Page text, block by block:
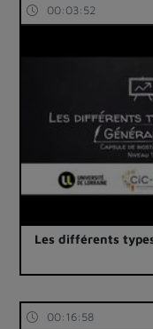
00:03:52
Les différents
00:16:58